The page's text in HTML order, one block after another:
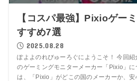
【コスパ最強】Pixioゲー
すすめ7選
2025.08.28
ぽよよのれびゅーろぐにようこそ！ 今回
のゲーミングモニターメーカー「Pixio」
は、「Pixio」がどこの国のメーカーか、